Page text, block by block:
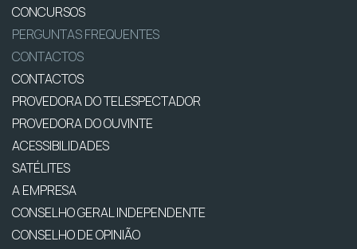
CONCURSOS
PERGUNTAS FREQUENTES
CONTACTOS
CONTACTOS
PROVEDORA DO TELESPECTADOR
PROVEDORA DO OUVINTE
ACESSIBILIDADES
SATÉLITES
A EMPRESA
CONSELHO GERAL INDEPENDENTE
CONSELHO DE OPINIÃO